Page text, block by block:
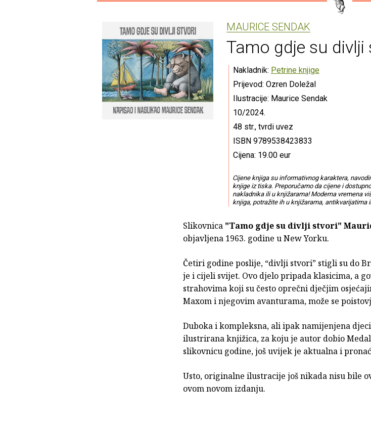
MAURICE SENDAK
Tamo gdje su divlji
Nakladnik: Petrine knjige
Prijevod: Ozren Doležal
Ilustracije: Maurice Sendak
10/2024.
48 str., tvrdi uvez
ISBN 9789538423833
Cijena: 19.00 eur
Cijene knjiga su informativnog karaktera,
knjige iz tiska. Preporučamo da cijene i
nakladnika ili u knjižarama! Moderna vremena
knjiga, potražite ih u knjižarama, antikvarijatima
Slikovnica "Tamo gdje su divlji stvori"
objavljena 1963. godine u New Yorku.
Četiri godine poslije, “divlji stvori” stigli su do
je i cijeli svijet. Ovo djelo pripada klasicima, a
strahovima koji su često oprečni dječjim
Maxom i njegovim avanturama, može se
Duboka i kompleksna, ali ipak namijenjena
ilustrirana knjižica, za koju je autor dobio
slikovnicu godine, još uvijek je aktualna i
Usto, originalne ilustracije još nikada nisu bile
ovom novom izdanju.